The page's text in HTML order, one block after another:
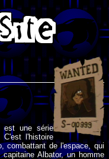
est une série
l'histoire
combattant de l'espace, qui
Albator, un homme